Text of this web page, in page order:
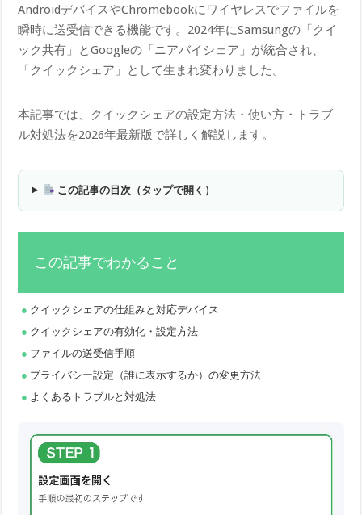
AndroidデバイスやChromebookにワイヤレスでファイルを
瞬時に送受信できる機能です。2024年にSamsungの「クイ
ック共有」とGoogleの「ニアバイシェア」が統合され、
「クイックシェア」として生まれ変わりました。
本記事では、クイックシェアの設定方法・使い方・トラブ
ル対処法を2026年最新版で詳しく解説します。
この記事の目次（タップで開く）
この記事でわかること
クイックシェアの仕組みと対応デバイス
クイックシェアの有効化・設定方法
ファイルの送受信手順
プライバシー設定（誰に表示するか）の変更方法
よくあるトラブルと対処法